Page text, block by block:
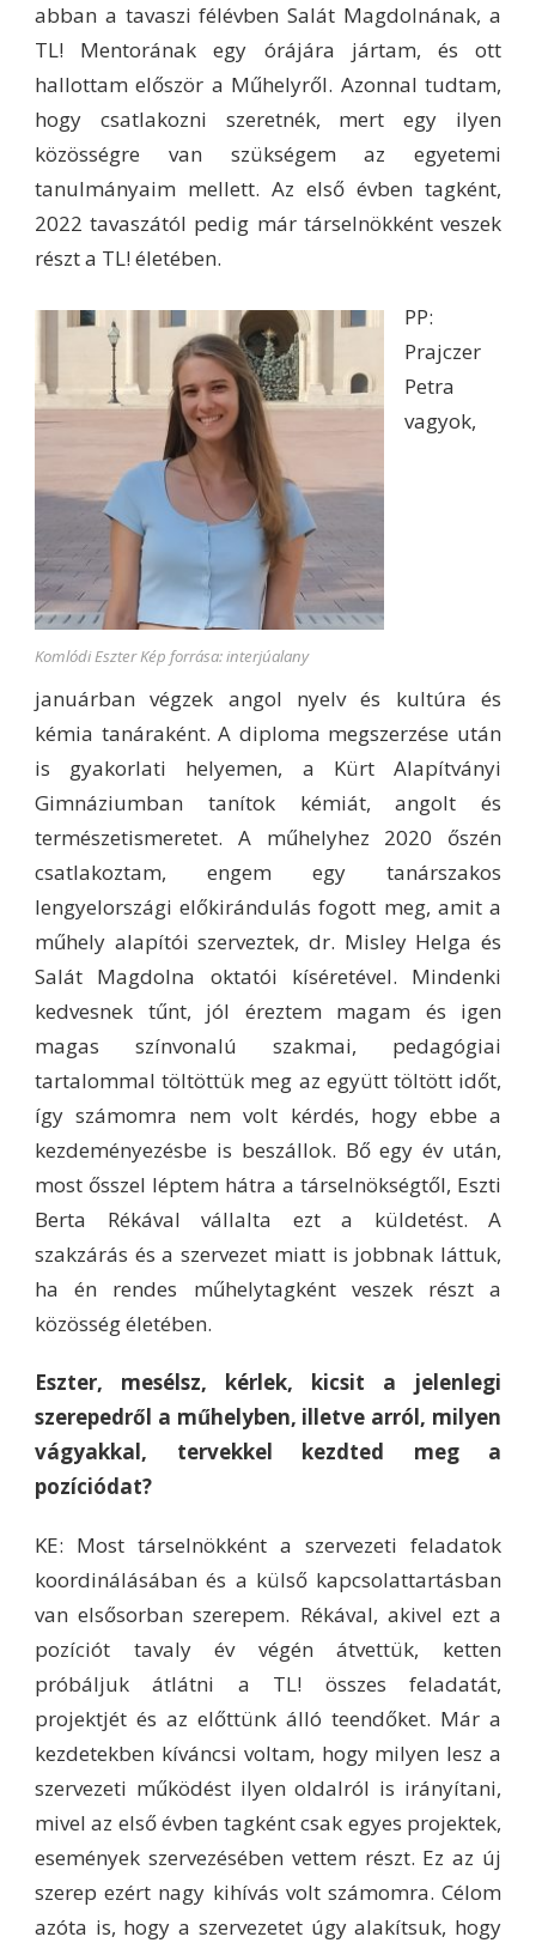
abban a tavaszi félévben Salát Magdolnának, a
TL! Mentorának egy órájára jártam, és ott
hallottam először a Műhelyről. Azonnal tudtam,
hogy csatlakozni szeretnék, mert egy ilyen
közösségre van szükségem az egyetemi
tanulmányaim mellett. Az első évben tagként,
2022 tavaszától pedig már társelnökként veszek
részt a TL! életében.
Komlódi Eszter Kép forrása: interjúalany
PP:
Prajczer
Petra
vagyok,
januárban végzek angol nyelv és kultúra és
kémia tanáraként. A diploma megszerzése után
is gyakorlati helyemen, a Kürt Alapítványi
Gimnáziumban tanítok kémiát, angolt és
természetismeretet. A műhelyhez 2020 őszén
csatlakoztam, engem egy tanárszakos
lengyelországi előkirándulás fogott meg, amit a
műhely alapítói szerveztek, dr. Misley Helga és
Salát Magdolna oktatói kíséretével. Mindenki
kedvesnek tűnt, jól éreztem magam és igen
magas színvonalú szakmai, pedagógiai
tartalommal töltöttük meg az együtt töltött időt,
így számomra nem volt kérdés, hogy ebbe a
kezdeményezésbe is beszállok. Bő egy év után,
most ősszel léptem hátra a társelnökségtől, Eszti
Berta Rékával vállalta ezt a küldetést. A
szakzárás és a szervezet miatt is jobbnak láttuk,
ha én rendes műhelytagként veszek részt a
közösség életében.
Eszter, mesélsz, kérlek, kicsit a jelenlegi
szerepedről a műhelyben, illetve arról, milyen
vágyakkal, tervekkel kezdted meg a
pozíciódat?
KE: Most társelnökként a szervezeti feladatok
koordinálásában és a külső kapcsolattartásban
van elsősorban szerepem. Rékával, akivel ezt a
pozíciót tavaly év végén átvettük, ketten
próbáljuk átlátni a TL! összes feladatát,
projektjét és az előttünk álló teendőket. Már a
kezdetekben kíváncsi voltam, hogy milyen lesz a
szervezeti működést ilyen oldalról is irányítani,
mivel az első évben tagként csak egyes projektek,
események szervezésében vettem részt. Ez az új
szerep ezért nagy kihívás volt számomra. Célom
azóta is, hogy a szervezetet úgy alakítsuk, hogy